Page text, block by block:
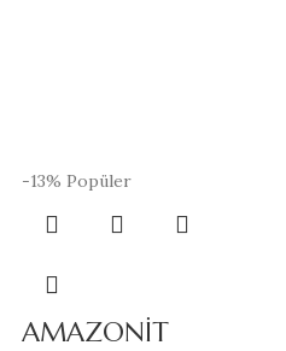
-13% Popüler
AMAZONİT